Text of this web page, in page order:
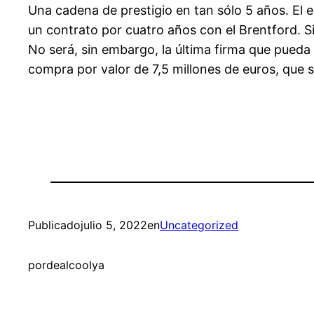
Una cadena de prestigio en tan sólo 5 años. El
un contrato por cuatro años con el Brentford.
No será, sin embargo, la última firma que
compra por valor de 7,5 millones de euros, que
Publicadojulio 5, 2022enUncategorized
pordealcoolya